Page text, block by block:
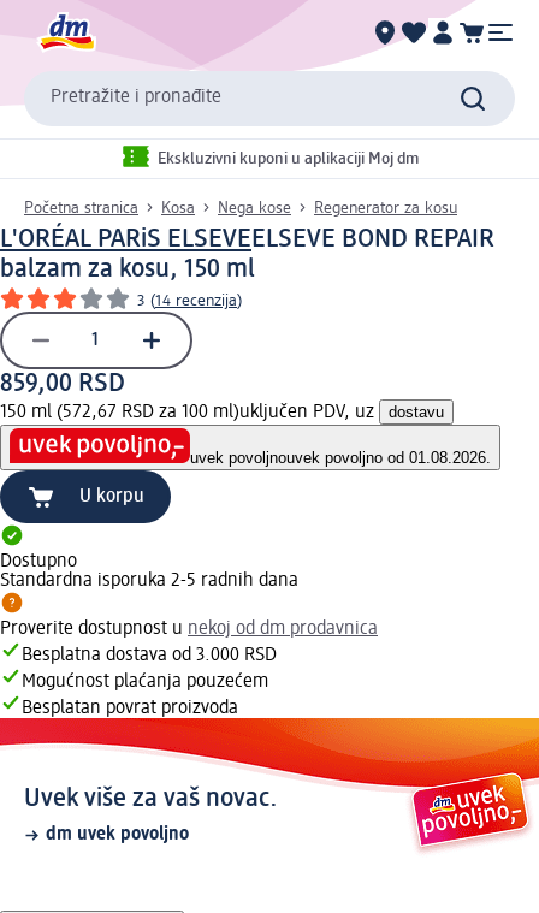
Pretražite i pronađite
Ekskluzivni kuponi u aplikaciji Moj dm
Početna stranica Kosa Nega kose Regenerator za kosu
L'ORÉAL PARiS ELSEVEELSEVE BOND REPAIR
balzam za kosu, 150 ml
3 (14 recenzija)
859,00 RSD
150 ml (572,67 RSD za 100 ml)uključen PDV, uz dostavu
uvek povoljnouvek povoljno od 01.08.2026.
U korpu
Dostupno
Standardna isporuka 2-5 radnih dana
Proverite dostupnost u nekoj od dm prodavnica
Besplatna dostava od 3.000 RSD
Mogućnost plaćanja pouzećem
Besplatan povrat proizvoda
Uvek više za vaš novac.
dm uvek povoljno